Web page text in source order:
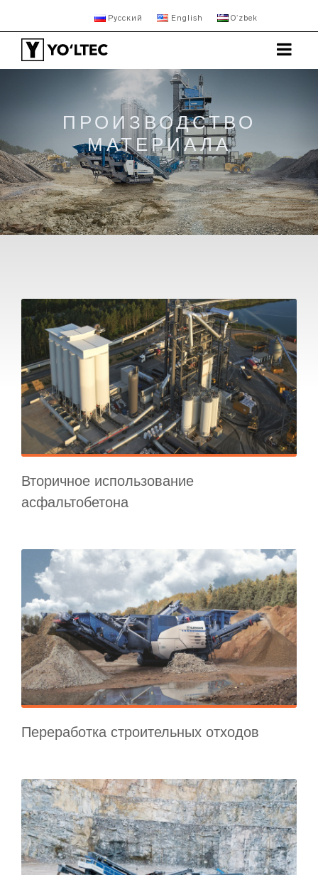
Русский English Oʻzbek
ПРОИЗВОДСТВО
МАТЕРИАЛА
Вторичное использование
асфальтобетона
Переработка строительных отходов